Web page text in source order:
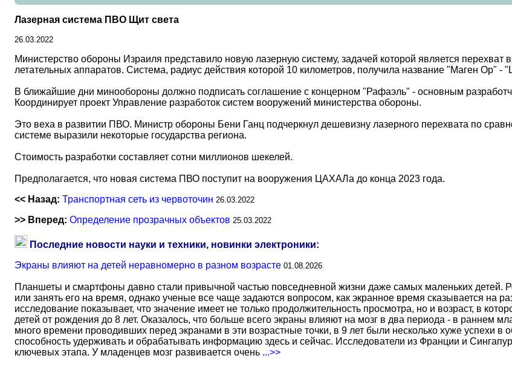
Лазерная система ПВО Щит света
26.03.2022
Министерство обороны Израиля представило новую лазерную систему, задачей которой является перехват
летательных аппаратов. Система, радиус действия которой 10 километров, получила название "Маген Ор" -
В ближайшие дни минообороны должно подписать соглашение с концерном "Рафаэль" - основным
Координирует проект Управление разработок систем вооружений министерства обороны.
Это веха в развитии ПВО. Министр обороны Бени Ганц подчеркнул дешевизну лазерного перехвата по
системе выразили некоторые государства региона.
Стоимость разработки составляет сотни миллионов шекелей.
Предполагается, что новая система ПВО поступит на вооружения ЦАХАЛа до конца 2023 года.
<< Назад: Транспортная сеть из червоточин 26.03.2022
>> Вперед: Определение прозрачных объектов 25.03.2022
Последние новости науки и техники, новинки электроники:
Экраны влияют на детей неравномерно в разном возрасте 01.08.2026
Планшеты и смартфоны давно стали привычной частью повседневной жизни даже самых маленьких детей.
или занять его на время, однако ученые все чаще задаются вопросом, как экранное время сказывается на
исследование показывает, что значение имеет не только продолжительность просмотра, но и возраст, в
детей от рождения до 8 лет. Оказалось, что больше всего экраны влияют на мозг в два периода - в раннем
много времени проводивших перед экранами в эти возрастные точки, в 9 лет были несколько хуже успехи в
способность удерживать и обрабатывать информацию здесь и сейчас. Исследователи из Франции и
ключевых этапа. У младенцев мозг развивается очень ...>>